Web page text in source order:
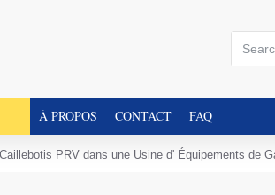
À PROPOS CONTACT FAQ
PRV dans une Usine d' Équipements de